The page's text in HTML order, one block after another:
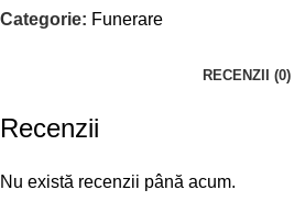
Categorie: Funerare
RECENZII (0)
Recenzii
Nu există recenzii până acum.